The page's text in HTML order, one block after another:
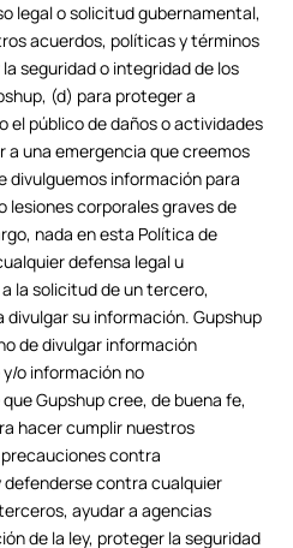
legal o solicitud gubernamental,
acuerdos, políticas y términos
seguridad o integridad de los
(d) para proteger a
el público de daños o actividades
a una emergencia que creemos
divulguemos información para
lesiones corporales graves de
nada en esta Política de
defensa legal u
la solicitud de un tercero,
divulgar su información. Gupshup
de divulgar información
o información no
Gupshup cree, de buena fe,
hacer cumplir nuestros
contra
contra cualquier
ayudar a agencias
de la ley, proteger la seguridad